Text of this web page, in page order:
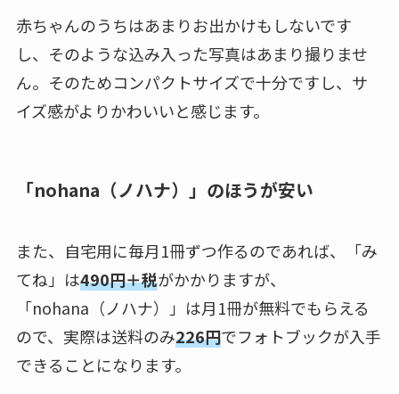
赤ちゃんのうちはあまりお出かけもしないです
し、そのような込み入った写真はあまり撮りませ
ん。そのためコンパクトサイズで十分ですし、サ
イズ感がよりかわいいと感じます。
「nohana（ノハナ）」のほうが安い
また、自宅用に毎月1冊ずつ作るのであれば、「み
てね」は490円＋税がかかりますが、
「nohana（ノハナ）」は月1冊が無料でもらえる
ので、実際は送料のみ226円でフォトブックが入手
できることになります。